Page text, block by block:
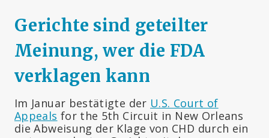
Gerichte sind geteilter
Meinung, wer die FDA
verklagen kann
Im Januar bestätigte der U.S. Court of
Appeals for the 5th Circuit in New Orleans
die Abweisung der Klage von CHD durch ein